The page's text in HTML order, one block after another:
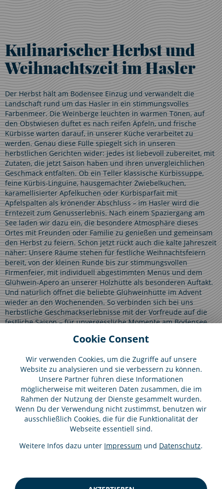
Kulinarischer Herbst und
Weihnachtszeit im Hasler
Der Herbst hält am Bodensee Einzug und verwandelt die
Landschaft rund um das Hasler in ein stimmungsvolles
Farbenmeer. Die Weinberge leuchten in warmen Tönen, auf
den Obstwiesen duftet es nach reifen Äpfeln, und frische
Kürbisse warten darauf, in unserer Küche verarbeitet zu
werden. Genau diese Fülle spiegelt sich in unseren
herbstlichen Gerichten wider: jedes ist liebevoll zubereitet, mit
Zutaten, die jetzt Saison haben und ihren unvergleichlichen
Geschmack entfalten. Ob ein Teller klassische Kürbissuppe,
feine Kürbis-Linguine, hausgemachter Zwiebelkuchen,
karamellisierter Apfelkuchen oder Kürbisparfait mit
Apfelspalten als krönender Abschluss – im Hasler wird die
Erntezeit zum Genusserlebnis. Nach einem Spaziergang am
See laden wir dazu ein, die besondere Atmosphäre dieses
Ortes mit Freunden oder Familie zu genießen und gemeinsam
den Herbst zu feiern. Schon jetzt rückt auch die kalte Jahreszeit
näher: Unsere Räume stehen für festliche Weihnachtsfeiern
bereit, von der kleinen Runde bis zur stimmungsvollen
Firmenfeier, mit individuell abgestimmten Menüs und dem
Glühwein-Apero an unserer Holzhütte als besonderen Auftakt.
Und natürlich öffnet die beliebte Glühweinhütte im Advent
wieder an den Wochenenden. So verbinden sich bei uns
herbstliche Geschmackserlebnisse mit der Vorfreude auf die
festliche Saison – für unvergessliche Momente am Bodensee.
HASLER
Kaiserpfalzstraße 65
78351 Bodman-Ludwigshafen
Deutschland
info@cafe-hasler.de
Startseite
Cookie Consent
Wir verwenden Cookies, um die Zugriffe auf unsere
Website zu analysieren und sie verbessern zu können.
Unsere Partner führen diese Informationen
möglicherweise mit weiteren Daten zusammen, die im
Rahmen der Nutzung der Dienste gesammelt wurden.
Wenn Du der Verwendung nicht zustimmst, benutzen wir
ausschließlich Cookies, die für die Funktionalität der
Webseite essentiell sind.
Weitere Infos dazu unter Impressum und Datenschutz.